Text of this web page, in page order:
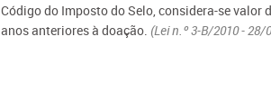
Código do Imposto do Selo, considera-se
anos anteriores à doação. (Lei n.º 3-B/2010 - 28/